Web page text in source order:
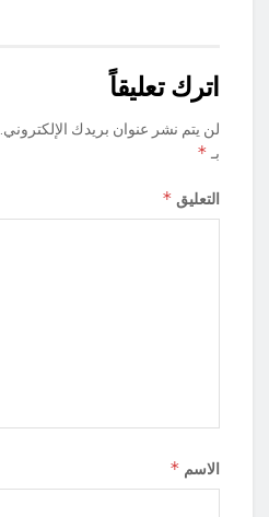
اترك تعليقاً
لن يتم نشر عنوان بريدك الإلكتروني.
بـ *
التعليق *
الاسم *